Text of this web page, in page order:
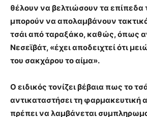
θέλουν να βελτιώσουν τα επίπεδα
μπορούν να απολαμβάνουν
τσάι από ταραξάκο, καθώς, όπως
Νεσεϊβάτ, «έχει αποδειχτεί ότι
του σακχάρου το αίμα».
Ο ειδικός τονίζει βέβαια πως το
αντικαταστήσει τη φαρμακευτική
πρέπει να λαμβάνεται